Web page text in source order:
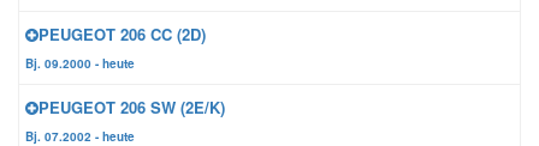
PEUGEOT 206 CC (2D)
Bj. 09.2000 - heute
PEUGEOT 206 SW (2E/K)
Bj. 07.2002 - heute
Honda Ersatzteile
Hyundai Ersatzteile